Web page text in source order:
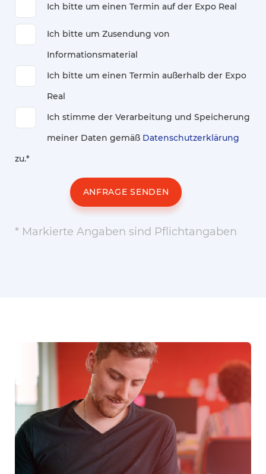
Ich bitte um einen Termin auf der Expo Real
Ich bitte um Zusendung von
Informationsmaterial
Ich bitte um einen Termin außerhalb der Expo
Real
Ich stimme der Verarbeitung und Speicherung
meiner Daten gemäß Datenschutzerklärung
zu.*
ANFRAGE SENDEN
* Markierte Angaben sind Pflichtangaben